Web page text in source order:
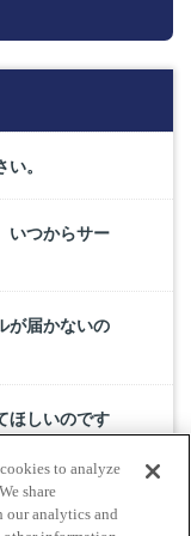
。
いつからサー
が届かないの
ほしいのです
教えてくださ
to analyze
share
our analytics and